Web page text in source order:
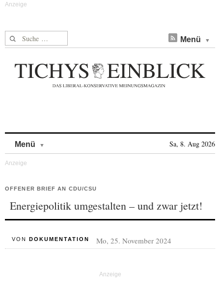
Suche nach: Menü
Menü Sa, 8. Aug 2026
OFFENER BRIEF AN CDU/CSU
Energiepolitik umgestalten – und zwar jetzt!
VON DOKUMENTATION Mo, 25. November 2024